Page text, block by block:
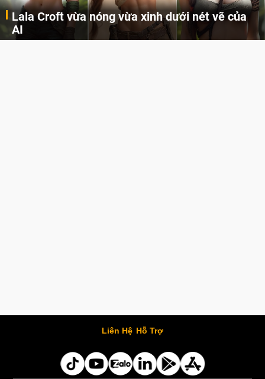
Lala Croft vừa nóng vừa xinh dưới nét vẽ của
AI
Liên Hệ Hỗ Trợ